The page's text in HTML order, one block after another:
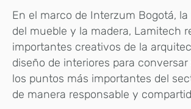
En el marco de Interzum Bogotá,
del mueble y la madera, Lamitech
importantes creativos de la
diseño de interiores para
los puntos más importantes del
de manera responsable y